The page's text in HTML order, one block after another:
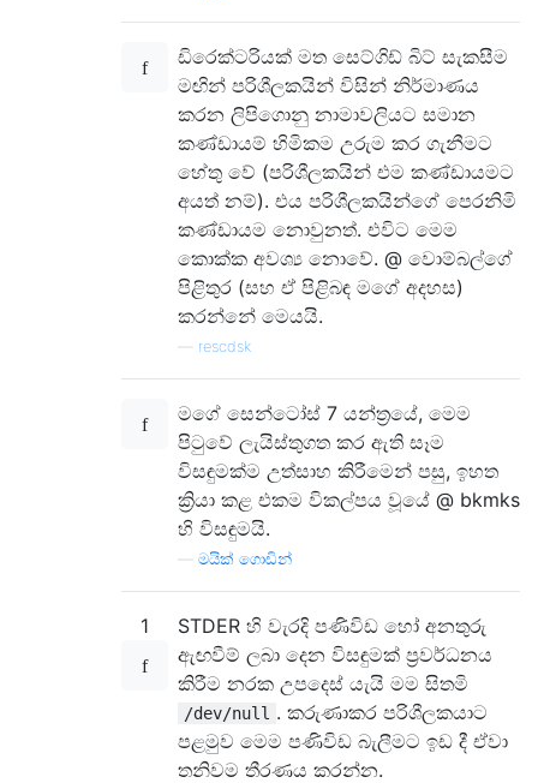
ඩිරෙක්ටරියක් මත සෙට්ගිඩ් බිට් සැකසීම
මඟින් පරිශීලකයින් විසින් නිර්මාණය
කරන ලිපිගොනු නාමාවලියට සමාන
කණ්ඩායම් හිමිකම උරුම කර ගැනීමට
හේතු වේ (පරිශීලකයින් එම කණ්ඩායමට
අයත් නම්). එය පරිශීලකයින්ගේ පෙරනිමි
කණ්ඩායම නොවුනත්. එවිට මෙම
කොක්ක අවශ්‍ය නොවේ. @ වොම්බල්ගේ
පිළිතුර (සහ ඒ පිළිබඳ මගේ අදහස)
කරන්නේ මෙයයි.
rescdsk
මගේ සෙන්ටෝස් 7 යන්ත්‍රයේ, මෙම
පිටුවේ ලැයිස්තුගත කර ඇති සෑම
විසඳුමක්ම උත්සාහ කිරීමෙන් පසු, ඉහත
ක්‍රියා කළ එකම විකල්පය වූයේ @ bkmks
හි විසඳුමයි.
මයික් ගොඩින්
1
STDER හි වැරදි පණිවිඩ හෝ අනතුරු
ඇඟවීම් ලබා දෙන විසඳුමක් ප්‍රවර්ධනය
කිරීම නරක උපදෙස් යැයි මම සිතමි
/dev/null . කරුණාකර පරිශීලකයාට
පළමුව මෙම පණිවිඩ බැලීමට ඉඩ දී ඒවා
තනිවම තීරණය කරන්න.